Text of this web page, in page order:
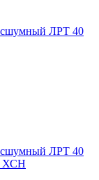
ЛРТ 40
ЛРТ 40
ХСН